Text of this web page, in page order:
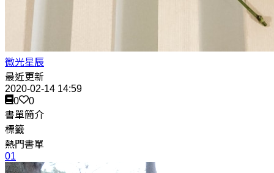
微光星辰
最近更新
2020-02-14 14:59
0
0
書單簡介
標籤
熱門書單
01